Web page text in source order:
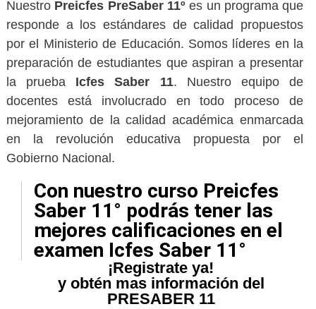
Nuestro Preicfes PreSaber 11ºes un programa que
responde a los estándares de calidad propuestos
por el Ministerio de Educación. Somos líderes en la
preparación de estudiantes que aspiran a presentar
la prueba Icfes Saber 11. Nuestro equipo de
docentes está involucrado en todo proceso de
mejoramiento de la calidad académica enmarcada
en la revolución educativa propuesta por el
Gobierno Nacional.
Con nuestro curso Preicfes
Saber 11° podrás tener las
mejores calificaciones en el
examen Icfes Saber 11°
¡Registrate ya!
y obtén mas información del
PRESABER 11